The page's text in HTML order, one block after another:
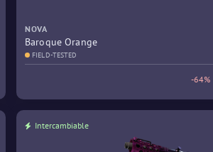
NOVA
Baroque Orange
FIELD-TESTED
-64%
Intercambiable